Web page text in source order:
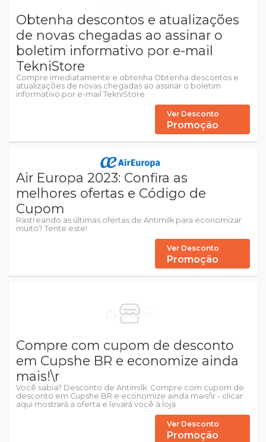
Obtenha descontos e atualizações
de novas chegadas ao assinar o
boletim informativo por e-mail
TekniStore
Compre imediatamente e obtenha Obtenha descontos e
atualizações de novas chegadas ao assinar o boletim
informativo por e-mail TekniStore.
Ver Desconto
Promoção
Air Europa 2023: Confira as
melhores ofertas e Código de
Cupom
Rastreando as últimas ofertas de Antimilk para economizar
muito? Tente este!
Ver Desconto
Promoção
Compre com cupom de desconto
em Cupshe BR e economize ainda
mais!\r
Você sabia? Desconto de Antimilk: Compre com cupom de
desconto em Cupshe BR e economize ainda mais!\r - clicar
aqui mostrará a oferta e levará você à loja
Ver Desconto
Promoção